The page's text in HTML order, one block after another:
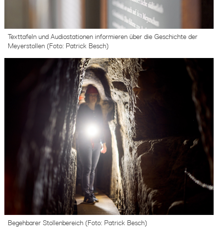
Texttafeln und Audiostationen informieren über die Geschichte der
Meyerstollen (Foto: Patrick Besch)
Begehbarer Stollenbereich (Foto: Patrick Besch)